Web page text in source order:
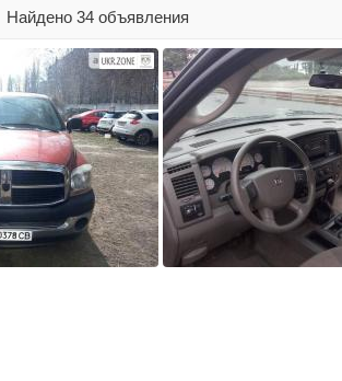
Найдено 34 объявления